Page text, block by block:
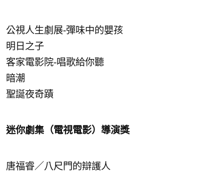
公視人生劇展-彈味中的嬰孩
明日之子
客家電影院-唱歌給你聽
暗潮
聖誕夜奇蹟
迷你劇集（電視電影）導演獎
唐福睿／八尺門的辯護人